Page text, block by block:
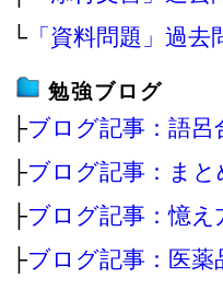
└ 「資料問題」過去
勉強ブログ
├ブログ記事：語呂
├ブログ記事：まと
├ブログ記事：憶え
├ブログ記事：医薬